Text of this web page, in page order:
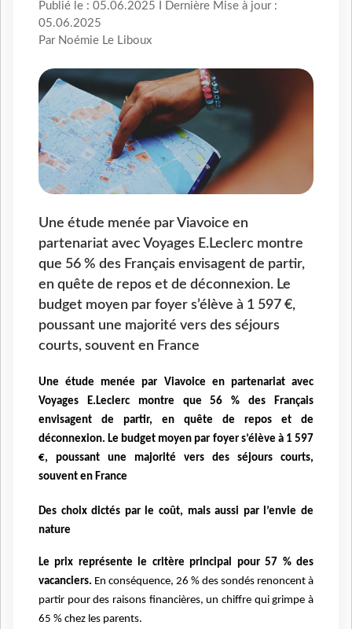
Publié le : 05.06.2025 I Dernière Mise à jour :
05.06.2025
Par Noémie Le Liboux
Une étude menée par Viavoice en
partenariat avec Voyages E.Leclerc montre
que 56 % des Français envisagent de partir,
en quête de repos et de déconnexion. Le
budget moyen par foyer s’élève à 1 597 €,
poussant une majorité vers des séjours
courts, souvent en France
Une étude menée par Viavoice en partenariat avec
Voyages E.Leclerc montre que 56 % des Français
envisagent de partir, en quête de repos et de
déconnexion. Le budget moyen par foyer s’élève à 1 597
€, poussant une majorité vers des séjours courts,
souvent en France
Des choix dictés par le coût, mais aussi par l’envie de
nature
Le prix représente le critère principal pour 57 % des
vacanciers. En conséquence, 26 % des sondés renoncent à
partir pour des raisons financières, un chiffre qui grimpe à
65 % chez les parents.